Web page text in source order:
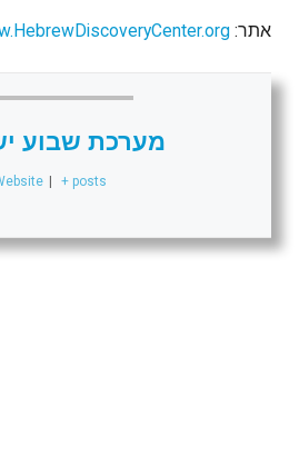
אתר:
מערכת שבוע
| + posts